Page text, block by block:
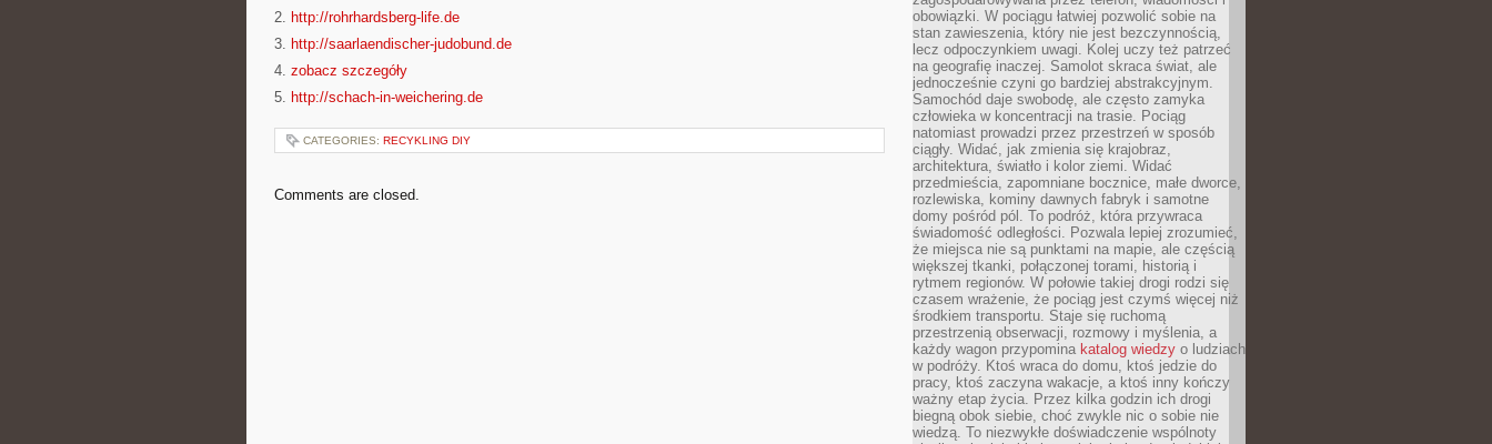
2. http://rohrhardsberg-life.de
3. http://saarlaendischer-judobund.de
4. zobacz szczegóły
5. http://schach-in-weichering.de
CATEGORIES: RECYKLING DIY
Comments are closed.
obowiązki. W pociągu łatwiej pozwolić sobie na
stan zawieszenia, który nie jest bezczynnością,
lecz odpoczynkiem uwagi. Kolej uczy też patrzeć
na geografię inaczej. Samolot skraca świat, ale
jednocześnie czyni go bardziej abstrakcyjnym.
Samochód daje swobodę, ale często zamyka
człowieka w koncentracji na trasie. Pociąg
natomiast prowadzi przez przestrzeń w sposób
ciągły. Widać, jak zmienia się krajobraz,
architektura, światło i kolor ziemi. Widać
przedmieścia, zapomniane bocznice, małe dworce,
rozlewiska, kominy dawnych fabryk i samotne
domy pośród pól. To podróż, która przywraca
świadomość odległości. Pozwala lepiej zrozumieć,
że miejsca nie są punktami na mapie, ale częścią
większej tkanki, połączonej torami, historią i
rytmem regionów. W połowie takiej drogi rodzi się
czasem wrażenie, że pociąg jest czymś więcej niż
środkiem transportu. Staje się ruchomą
przestrzenią obserwacji, rozmowy i myślenia, a
każdy wagon przypomina katalog wiedzy o ludziach
w podróży. Ktoś wraca do domu, ktoś jedzie do
pracy, ktoś zaczyna wakacje, a ktoś inny kończy
ważny etap życia. Przez kilka godzin ich drogi
biegną obok siebie, choć zwykle nic o sobie nie
wiedzą. To niezwykłe doświadczenie wspólnoty